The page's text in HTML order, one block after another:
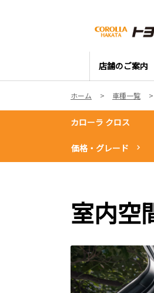
店舗のご案内
ホーム 車種一覧
カローラ クロス
価格・グレード
室内空